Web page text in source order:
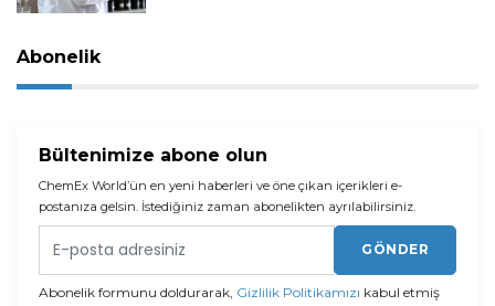
Abonelik
Bültenimize abone olun
ChemEx World’ün en yeni haberleri ve öne çıkan içerikleri e-
postanıza gelsin. İstediğiniz zaman abonelikten ayrılabilirsiniz.
GÖNDER
Abonelik formunu doldurarak, Gizlilik Politikamızı kabul etmiş